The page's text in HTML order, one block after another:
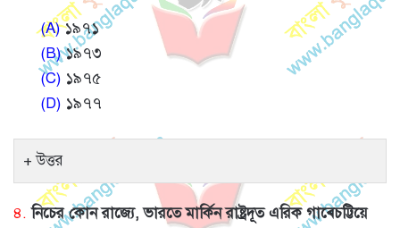
(A)১৯৭১
(B)১৯৭৩
(C) ১৯৭৫
(D) ১৯৭৭
উত্তর
৪. নিচের কোন রাজ্যে, ভারতে মার্কিন রাষ্ট্রদূত এরিক গাৰ্চেট্টিয়ে